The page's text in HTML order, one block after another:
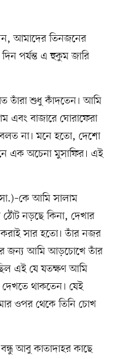
আমাদের তিনজনের
পর্যন্ত এ হুকুম জারি
তাঁরা শুধু কাঁদতেন। আমি
এবং বাজারে ঘোরাফেরা
না। মনে হতো, দেশো
এক অচেনা মুসাফির। এই
আমি সালাম
নড়ছে কিনা, দেখার
সার হতো। তাঁর নজর
জন্য আমি আড়চোখে তাঁর
এই যে যতক্ষণ আমি
থাকতেন। যেই
ওপর থেকে তিনি চোখ
আবু কাতাদাহর কাছে